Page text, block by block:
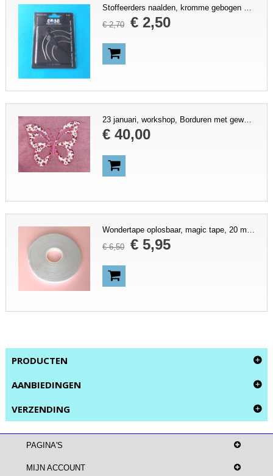
Stoffeerders naalden, kromme gebogen naainaalden.
€ 2,70 € 2,50
23 januari, workshop, Borduren met gewone naaimachine, Den Bosch, door Leonie Vos, € 60,-
€ 40,00
€ 6,50 € 5,95
PRODUCTEN
AANBIEDINGEN
VERZENDING
PAGINA'S
MIJN ACCOUNT